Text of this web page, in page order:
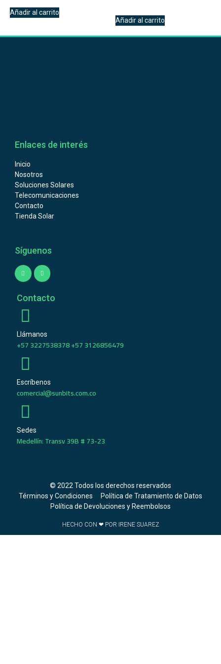
Añadir al carrito
Añadir al carrito
Enlaces de interés
Inicio
Nosotros
Soluciones Solares
Telecomunicaciones
Contacto
Tienda Solar
Síguenos
Contacto
Llámanos
+57 3227538378 +57 3126856479
Escríbenos
comercial@sunbits.com.co
Sedes
Medellín: Transv 39B # 73-23
© 2022 Todos los derechos reservados
Términos y Condiciones
Política de Tratamiento de Datos
Política de Devoluciones y Reembolsos
HECHO CON ❤ POR IRENE SUAREZ